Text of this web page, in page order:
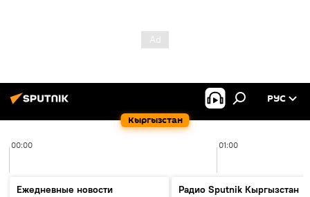
Кыргызстан
РУС
00:00 01:00
Ежедневные новости
Радио Sputnik Кыргызстан